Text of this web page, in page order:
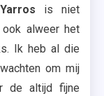
is niet
alweer het
Ik heb al die
om mij
de altijd fijne